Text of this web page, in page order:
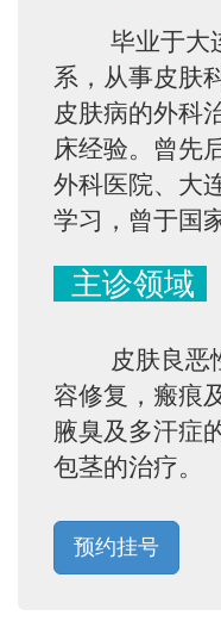
毕业于大连
系，从事皮肤
皮肤病的外科
床经验。曾先
外科医院、大
学习，曾于国
主诊领域
皮肤良恶性
容修复，瘢痕
腋臭及多汗症
包茎的治疗。
预约挂号